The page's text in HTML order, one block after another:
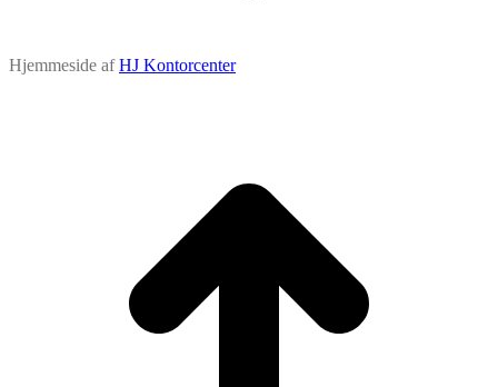
Hjemmeside afHJ Kontorcenter